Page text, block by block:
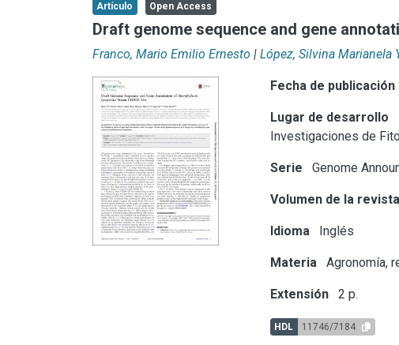
Artículo Open Access
Draft genome sequence and gene
Franco, Mario Emilio Ernesto | López, Silvina Marianela
Fecha de publicación
Lugar de desarrollo
Investigaciones de
Serie Genome
Volumen de la revista
Idioma Inglés
Materia Agronomía,
Extensión 2 p.
HDL 11746/7184